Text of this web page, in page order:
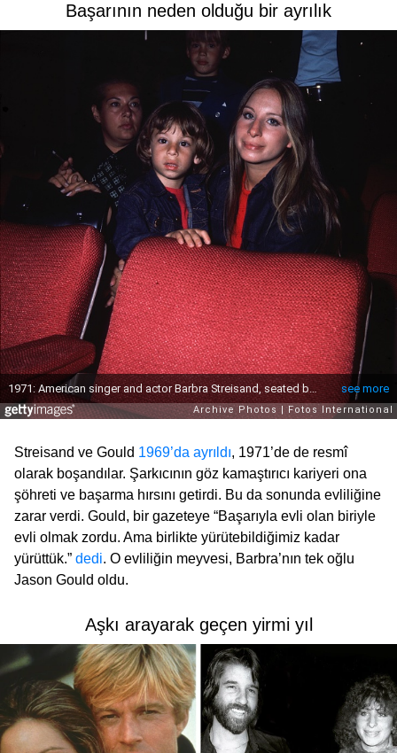
Başarının neden olduğu bir ayrılık
Streisand ve Gould 1969’da ayrıldı, 1971’de de resmî
olarak boşandılar. Şarkıcının göz kamaştırıcı kariyeri ona
şöhreti ve başarma hırsını getirdi. Bu da sonunda evliliğine
zarar verdi. Gould, bir gazeteye “Başarıyla evli olan biriyle
evli olmak zordu. Ama birlikte yürütebildiğimiz kadar
yürüttük.” dedi. O evliliğin meyvesi, Barbra’nın tek oğlu
Jason Gould oldu.
Aşkı arayarak geçen yirmi yıl